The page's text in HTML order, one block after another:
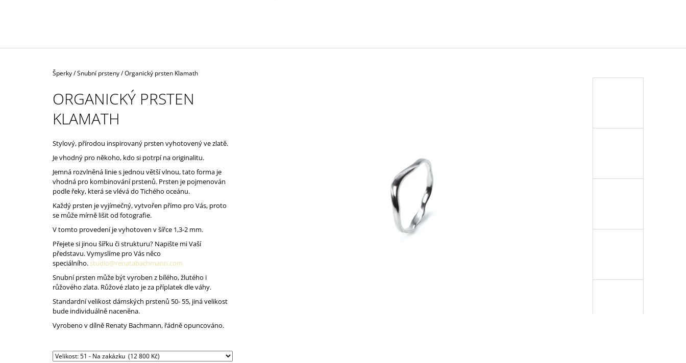
Domů
Šperky/Snubní prsteny/Organický prsten Klamath
ORGANICKÝ PRSTEN
KLAMATH
Stylový, přírodou inspirovaný prsten vyhotovený ve zlatě.
Je vhodný pro někoho, kdo si potrpí na originalitu.
Jemná rozvlněná linie s jednou větší vlnou, tato forma je
vhodná pro kombinování prstenů. Prsten je pojmenován
podle řeky, která se vlévá do Tichého oceánu.
Každý prsten je vyjímečný, vytvořen přímo pro Vás, proto
se může mírně lišit od fotografie.
V tomto provedení je vyhotoven v šířce 1,3-2 mm.
Přejete si jinou šířku či strukturu? Napište mi Vaší
představu. Vymyslíme pro Vás něco
speciálního. studio@renatabachmann.com
Snubní prsten může být vyroben z bílého, žlutého i
růžového zlata. Růžové zlato je za příplatek dle váhy.
Standardní velikost dámských prstenů 50- 55, jiná velikost
bude individuálně naceněna.
Vyrobeno v dílně Renaty Bachmann, řádně opuncováno.